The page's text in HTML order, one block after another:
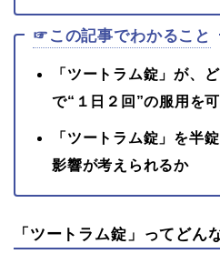
☞この記事でわかること
「ツートラム錠」が、
で“１日２回”の服用を
「ツートラム錠」を半
影響が考えられるか
「ツートラム錠」ってどん